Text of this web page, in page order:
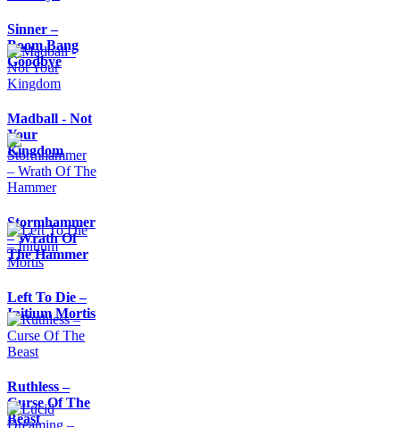
Sinner –
Boom Bang
Goodbye
Madball - Not
Your
Kingdom
Stormhammer
– Wrath Of
The Hammer
Left To Die –
Initium Mortis
Ruthless –
Curse Of The
Beast